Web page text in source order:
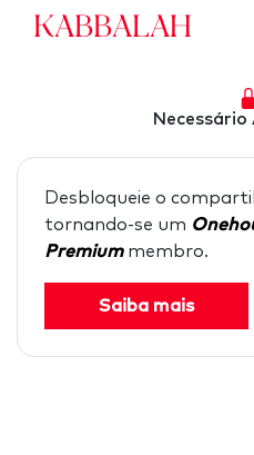
Kabbalah
Desbloqueie o
tornando-se um
Premium membro.
Saiba mais